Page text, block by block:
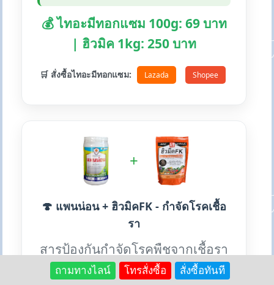
💰 ไทอะมีทอกแซม 100g: 69 บาท
| ฮิวมิค 1kg: 250 บาท
🛒 สั่งซื้อไทอะมีทอกแซม: Lazada Shopee
+
🍄 แพนน่อน + ฮิวมิคFK - กำจัดโรคเชื้อ
รา
สารป้องกันกำจัดโรคพืชจากเชื้อรา
หลายชนิด เหมาะสำหรับทุกพืช
ถามทางไลน์ โทรสั่งซื้อ สั่งซื้อทันที